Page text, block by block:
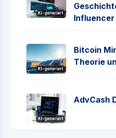
KI-generiert
Influencer
KI-generiert
Bitcoin
Theorie
KI-generiert
AdvCash